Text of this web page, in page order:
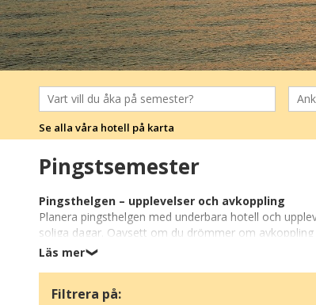
Se alla våra hotell på karta
Pingstsemester
Pingsthelgen – upplevelser och avkoppling
Planera pingsthelgen med underbara hotell och
soliga dagar. Oavsett om du drömmer om
perfekta boendet för din pingstsemester.
Hotellen ligger nära vackra naturområden, kuster
Läs mer❯
Filtrera på: